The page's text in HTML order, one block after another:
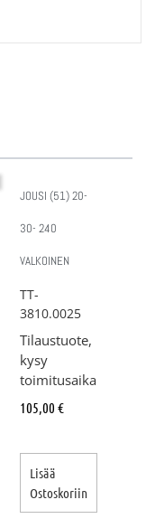
JOUSI (51) 20-
30- 240
VALKOINEN
TT-
3810.0025
Tilaustuote,
kysy
toimitusaika
105,00 €
Lisää
Ostoskoriin